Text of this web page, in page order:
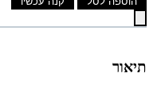
תיאור